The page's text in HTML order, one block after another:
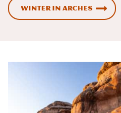
Winter in Arches